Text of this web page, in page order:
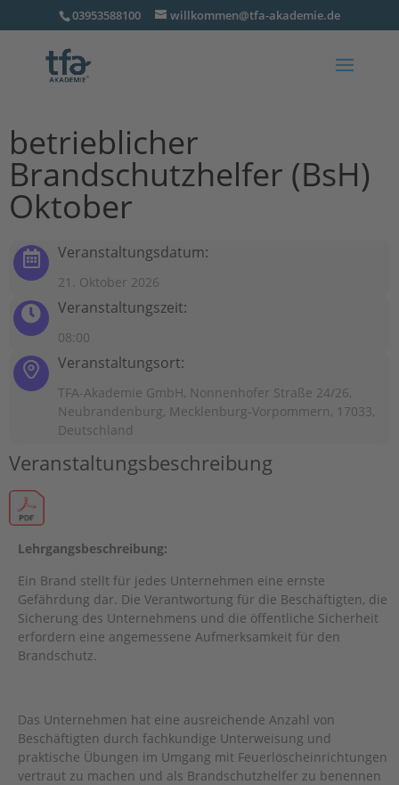
03953588100 willkommen@tfa-akademie.de
betrieblicher
Brandschutzhelfer (BsH)
Oktober
Veranstaltungsdatum:
21. Oktober 2026
Veranstaltungszeit:
08:00
Veranstaltungsort:
TFA-Akademie GmbH, Nonnenhofer Straße 24/26,
Neubrandenburg, Mecklenburg-Vorpommern, 17033,
Deutschland
Veranstaltungsbeschreibung
Lehrgangsbeschreibung:
Ein Brand stellt für jedes Unternehmen eine ernste
Gefährdung dar. Die Verantwor­tung für die Beschäftigten, die
Sicherung des Unternehmens und die öffentliche Sicherheit
erfordern eine angemessene Aufmerksamkeit für den
Brandschutz.
Das Unternehmen hat eine ausreichende Anzahl von
Beschäftigten durch fachkundige Unterweisung und
praktische Übun­gen im Umgang mit Feuerlöscheinrichtungen
vertraut zu machen und als Brandschutzhelfer zu benennen